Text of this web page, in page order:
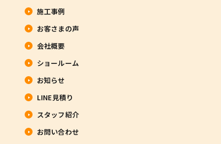
施工事例
お客さまの声
会社概要
ショールーム
お知らせ
LINE見積り
スタッフ紹介
お問い合わせ